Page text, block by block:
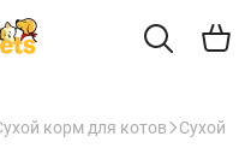
корм для котов Сухой